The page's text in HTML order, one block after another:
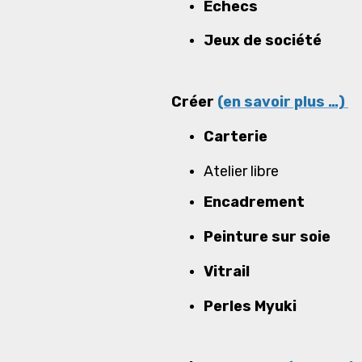
Échecs
Jeux de
Créer (en savoir plus …)
Carterie
Atelier libre
Encadrement
Peinture sur soie
Vitrail
Perles Myuki